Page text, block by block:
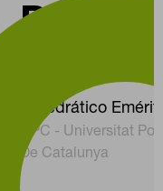
Catedrático
UPC - Universitat
De Catalunya
COOKIES